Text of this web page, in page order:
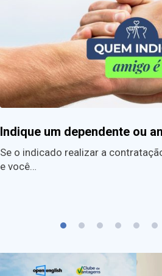
Indique um dependente ou
Se o indicado realizar a
e você…